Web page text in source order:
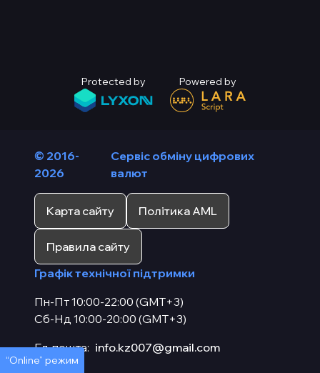
Protected by Powered by
© 2016-
2026
Сервіс обміну цифрових
валют
Карта сайту Політика AML
Правила сайту
Графік технічної підтримки
Пн-Пт 10:00-22:00 (GMT+3)
Сб-Нд 10:00-20:00 (GMT+3)
Ел. пошта: info.kz007@gmail.com
“Online” режим